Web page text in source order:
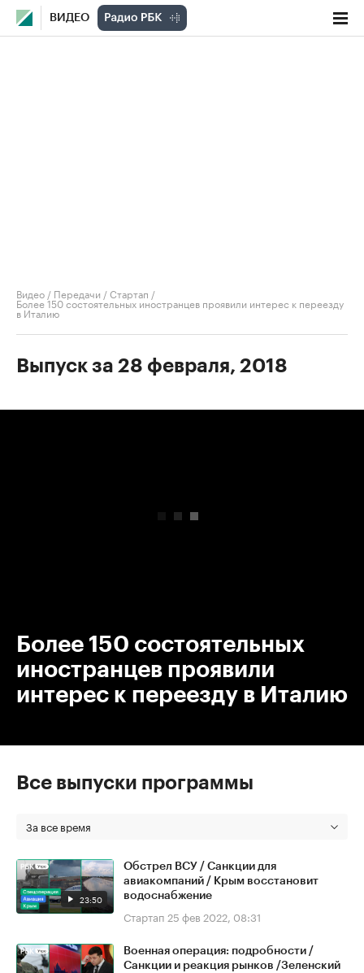
ВИДЕО
Видео / Передачи /Стартап /
Более 150 состоятельных иностранцев проявили интерес к переезду
в Италию
Выпуск за 28 февраля, 2018
Более 150 состоятельных
иностранцев проявили
интерес к переезду в Италию
Все выпуски программы
За все время
23:50
Обстрел ВСУ / Санкции для
авиакомпаний / Крым восстановит
водоснабжение
Стартап 25 фев 2022, 08:31
Военная операция: подробности /
Санкции и реакция рынков /Зеленский